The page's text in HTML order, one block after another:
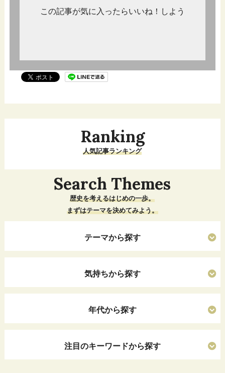
この記事が気に入ったらいいね！しよう
Ranking
人気記事ランキング
Search Themes
歴史を考えるはじめの一歩。
まずはテーマを決めてみよう。
テーマから探す
気持ちから探す
年代から探す
注目のキーワードから探す